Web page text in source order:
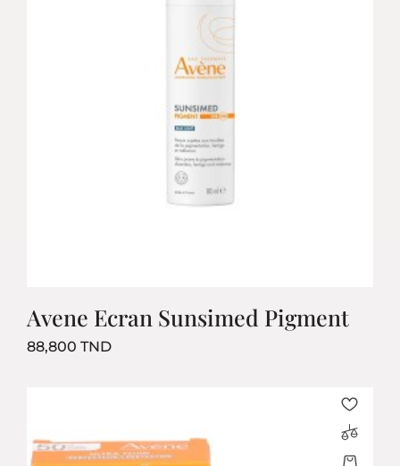
Avene Ecran Sunsimed Pigment
88,800 TNDPrix